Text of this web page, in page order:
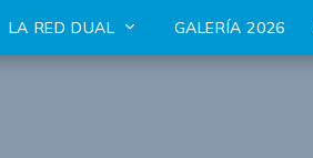
LA RED DUAL GALERÍA 2026